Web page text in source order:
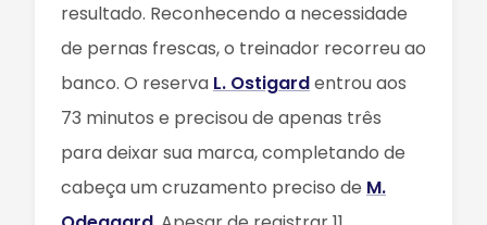
resultado. Reconhecendo a necessidade
de pernas frescas, o treinador recorreu ao
banco. O reserva L. Ostigardentrou aos
73 minutos e precisou de apenas três
para deixar sua marca, completando de
cabeça um cruzamento preciso de M.